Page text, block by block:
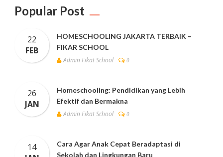
Popular Post
22
FEB
HOMESCHOOLING JAKARTA TERBAIK –
FIKAR SCHOOL
Admin Fikat School
0
26
JAN
Homeschooling: Pendidikan yang Lebih
Efektif dan Bermakna
Admin Fikat School
0
14
Cara Agar Anak Cepat Beradaptasi di
Sekolah dan Lingkungan Baru